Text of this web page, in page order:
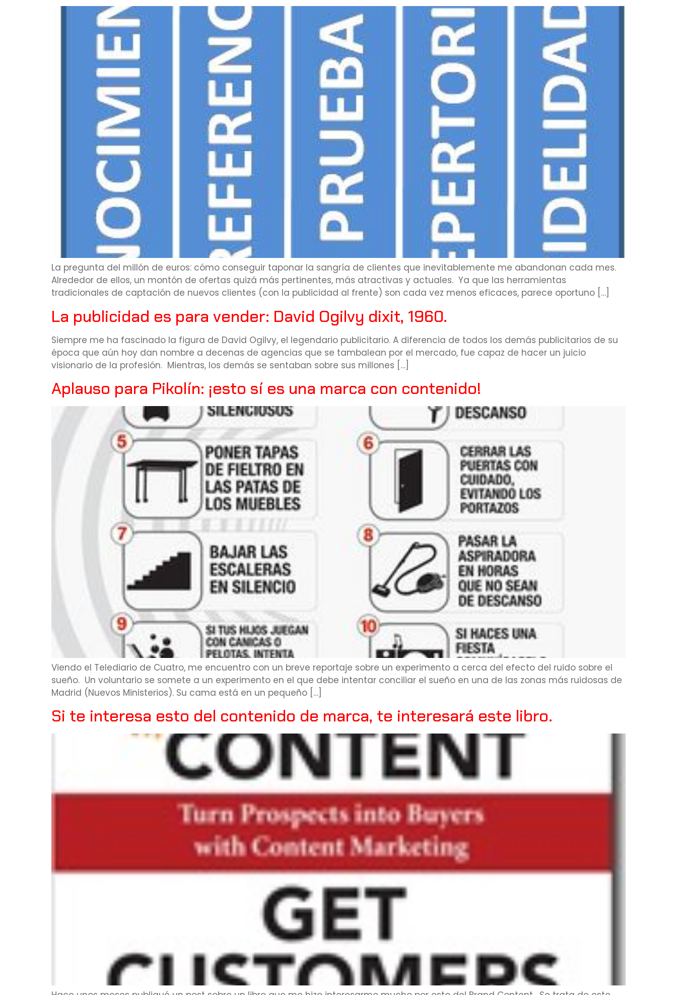
La pregunta del millón de euros: cómo conseguir taponar la sangría de clientes que inevitablemente me abandonan cada mes.
Alrededor de ellos, un montón de ofertas quizá más pertinentes, más atractivas y actuales. Ya que las herramientas
tradicionales de captación de nuevos clientes (con la publicidad al frente) son cada vez menos eficaces, parece oportuno […]
La publicidad es para vender: David Ogilvy dixit, 1960.
Siempre me ha fascinado la figura de David Ogilvy, el legendario publicitario. A diferencia de todos los demás publicitarios de su
época que aún hoy dan nombre a decenas de agencias que se tambalean por el mercado, fue capaz de hacer un juicio
visionario de la profesión. Mientras, los demás se sentaban sobre sus millones […]
Aplauso para Pikolín: ¡esto sí es una marca con contenido!
Viendo el Telediario de Cuatro, me encuentro con un breve reportaje sobre un experimento a cerca del efecto del ruido sobre el
sueño. Un voluntario se somete a un experimento en el que debe intentar conciliar el sueño en una de las zonas más ruidosas de
Madrid (Nuevos Ministerios). Su cama está en un pequeño […]
Si te interesa esto del contenido de marca, te interesará este libro.